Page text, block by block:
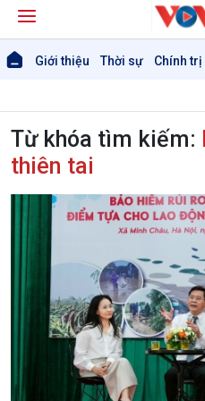
Giới thiệu Thời sự Chính trị
Từ khóa tìm kiếm:
thiên tai